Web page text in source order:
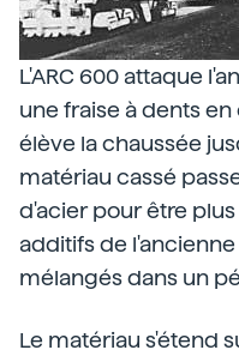
L'ARC 600 attaque
une fraise à dents
élève la chaussée
matériau cassé
d'acier pour être
additifs de
mélangés dans un
Le matériau s'étend